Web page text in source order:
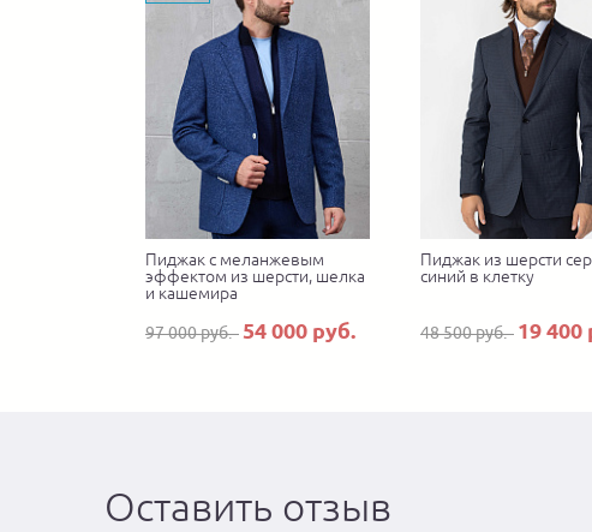
Пиджак с меланжевым
эффектом из шерсти, шелка
и кашемира
97 000 руб. 54 000 руб.
Пиджак из шерсти
синий в клетку
48 500 руб. 19 400
Оставить отзыв